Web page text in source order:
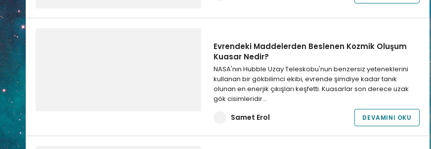
Evrendeki Maddelerden Beslenen Kozmik Oluşum
Kuasar Nedir?
NASA'nın Hubble Uzay Teleskobu'nun benzersiz yeteneklerini
kullanan bir gökbilimci ekibi, evrende şimdiye kadar tanık
olunan en enerjik çıkışları keşfetti. Kuasarlar son derece uzak
gök cisimleridir…
Samet Erol DEVAMINI OKU